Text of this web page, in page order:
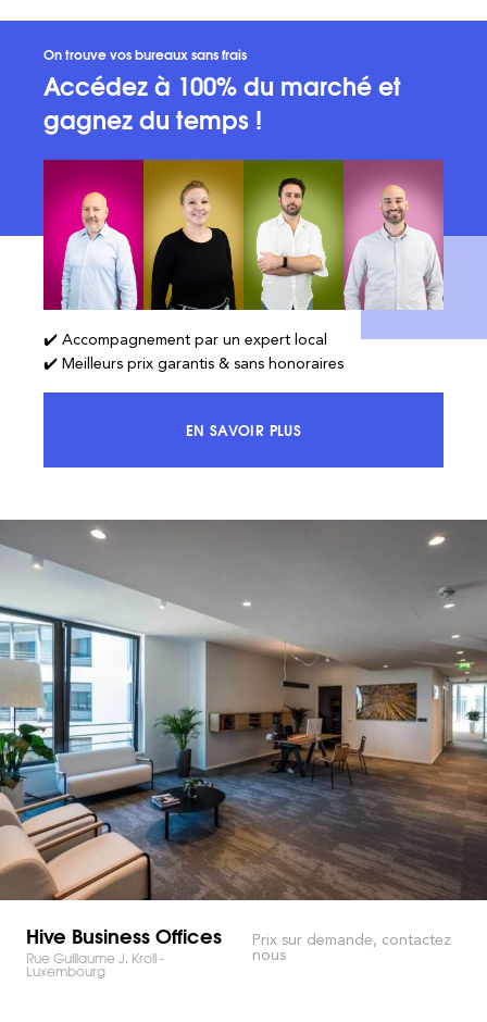
On trouve vos bureaux sans frais
Accédez à 100% du marché et
gagnez du temps !
✔️ Accompagnement par un expert local
✔️ Meilleurs prix garantis & sans honoraires
EN SAVOIR PLUSACCÉDEZ À 100% DU MARCHÉ ET
Hive Business Offices
Rue Guillaume J. Kroll -
Luxembourg
Prix sur demande, contactez
nous